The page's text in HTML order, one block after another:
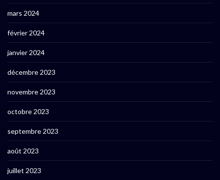
mars 2024
février 2024
janvier 2024
décembre 2023
novembre 2023
octobre 2023
septembre 2023
août 2023
juillet 2023